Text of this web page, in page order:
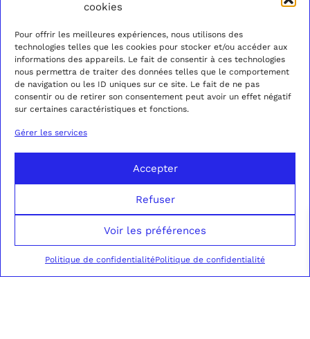
cookies
Pour offrir les meilleures expériences, nous utilisons des
technologies telles que les cookies pour stocker et/ou accéder aux
informations des appareils. Le fait de consentir à ces technologies
nous permettra de traiter des données telles que le comportement
de navigation ou les ID uniques sur ce site. Le fait de ne pas
consentir ou de retirer son consentement peut avoir un effet négatif
sur certaines caractéristiques et fonctions.
Gérer les services
Accepter
Refuser
Voir les préférences
Politique de confidentialitéPolitique de confidentialité